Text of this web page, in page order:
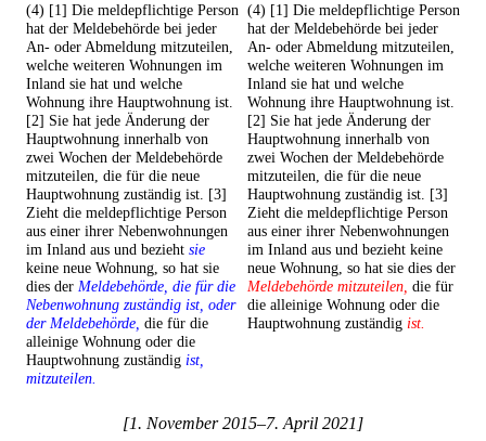
(4) [1] Die meldepflichtige Person
hat der Meldebehörde bei jeder
An- oder Abmeldung mitzuteilen,
welche weiteren Wohnungen im
Inland sie hat und welche
Wohnung ihre Hauptwohnung ist.
[2] Sie hat jede Änderung der
Hauptwohnung innerhalb von
zwei Wochen der Meldebehörde
mitzuteilen, die für die neue
Hauptwohnung zuständig ist. [3]
Zieht die meldepflichtige Person
aus einer ihrer Nebenwohnungen
im Inland aus und bezieht sie
keine neue Wohnung, so hat sie
dies der Meldebehörde, die für die
Nebenwohnung zuständig ist, oder
der Meldebehörde, die für die
alleinige Wohnung oder die
Hauptwohnung zuständig ist,
mitzuteilen.
(4) [1] Die meldepflichtige Person
hat der Meldebehörde bei jeder
An- oder Abmeldung mitzuteilen,
welche weiteren Wohnungen im
Inland sie hat und welche
Wohnung ihre Hauptwohnung ist.
[2] Sie hat jede Änderung der
Hauptwohnung innerhalb von
zwei Wochen der Meldebehörde
mitzuteilen, die für die neue
Hauptwohnung zuständig ist. [3]
Zieht die meldepflichtige Person
aus einer ihrer Nebenwohnungen
im Inland aus und bezieht keine
neue Wohnung, so hat sie dies der
Meldebehörde mitzuteilen, die für
die alleinige Wohnung oder die
Hauptwohnung zuständig ist.
[1. November 2015–7. April 2021]